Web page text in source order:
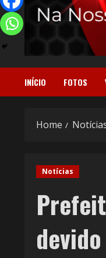
INÍCIO FOTOS
Home
Notícias